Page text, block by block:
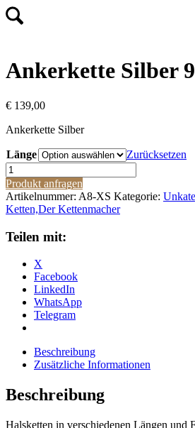
Ankerkette Silber
€ 139,00
Ankerkette Silber
Länge
Zurücksetzen
Ankerkette
Silber
925
Menge
Produkt anfragen
Artikelnummer: A8-XS Kategorie:
Ketten,Der Kettenmacher
Teilen mit:
X
Facebook
LinkedIn
WhatsApp
Telegram
Beschreibung
Zusätzliche Informationen
Beschreibung
Halsketten in verschiedenen Längen und